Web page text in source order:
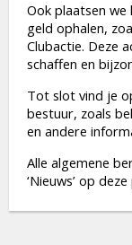
Ook plaatsen
geld ophalen,
Clubactie. Deze
schaffen en
Tot slot vind je
bestuur, zoals
en andere
Alle algemene
‘Nieuws’ op